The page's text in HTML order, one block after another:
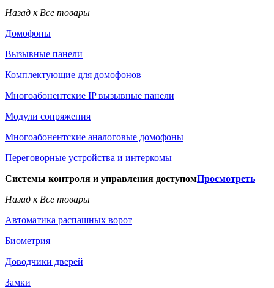
Назад к Все товары
Домофоны
Вызывные панели
Комплектующие для домофонов
Многоабонентские IP вызывные панели
Модули сопряжения
Многоабонентские аналоговые домофоны
Переговорные устройства и интеркомы
Системы контроля и управления доступомПросмотреть
Назад к Все товары
Автоматика распашных ворот
Биометрия
Доводчики дверей
Замки